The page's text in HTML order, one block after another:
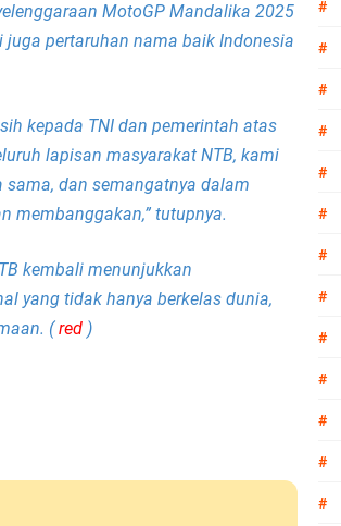
MotoGP Mandalika 2025
pertaruhan nama baik Indonesia
kepada TNI dan pemerintah atas
lapisan masyarakat NTB, kami
dan semangatnya dalam
membanggakan,” tutupnya.
kembali menunjukkan
yang tidak hanya berkelas dunia,
(red )
#
#
#
#
#
#
#
#
#
#
#
#
#